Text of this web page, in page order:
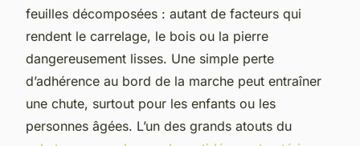
feuilles décomposées : autant de facteurs qui
rendent le carrelage, le bois ou la pierre
dangereusement lisses. Une simple perte
d’adhérence au bord de la marche peut entraîner
une chute, surtout pour les enfants ou les
personnes âgées. L’un des grands atouts du